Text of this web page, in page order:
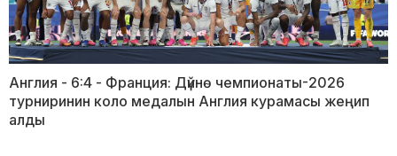
Англия - 6:4 - Франция: Дүйнө чемпионаты-2026
турниринин коло медалын Англия курамасы жеңип
алды